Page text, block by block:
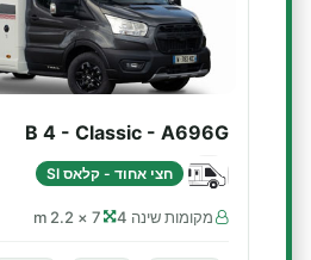
B 4 - Classic - A696G
חצי אחוד - קלאס SI
מקומות שינה 4 7 × 2.2 m